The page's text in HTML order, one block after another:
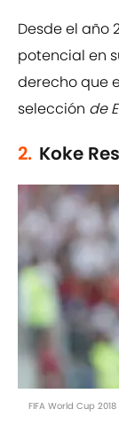
Desde el año
potencial en
derecho que
selección de
2. Koke
FIFA World Cup